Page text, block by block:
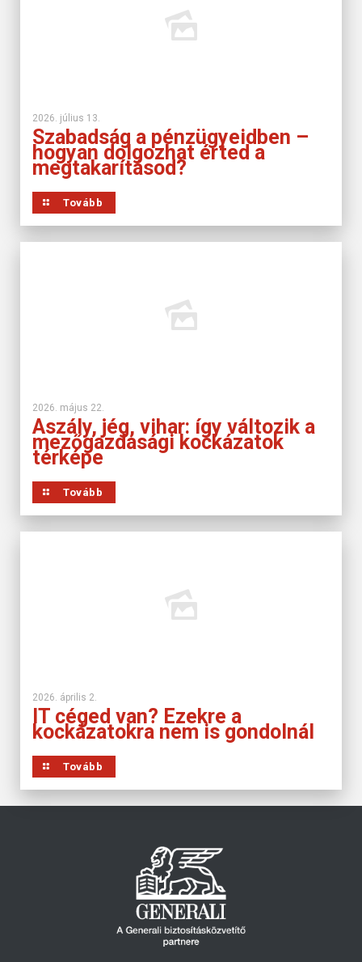
2026. július 13.
Szabadság a pénzügyeidben –
hogyan dolgozhat érted a
megtakarításod?
Tovább
2026. május 22.
Aszály, jég, vihar: így változik a
mezőgazdasági kockázatok
térképe
Tovább
2026. április 2.
IT céged van? Ezekre a
kockázatokra nem is gondolnál
Tovább